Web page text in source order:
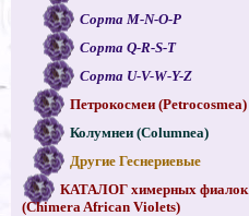
Сорта M-N-O-P
Сорта Q-R-S-T
Сорта U-V-W-Y-Z
Петрокосмеи (Petrocosmea)
Колумнеи (Columnea)
Другие Геснериевые
КАТАЛОГ химерных фиалок
(Chimera African Violets)